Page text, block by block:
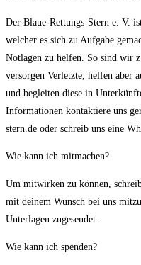
Der Blaue-Rettungs-Stern e. V.
welcher es sich zu Aufgabe
Notlagen zu helfen. So sind wir
versorgen Verletzte, helfen aber
und begleiten diese in
Informationen kontaktiere uns
stern.de oder schreib uns eine
Wie kann ich mitmachen?
Um mitwirken zu können,
mit deinem Wunsch bei uns
Unterlagen zugesendet.
Wie kann ich spenden?